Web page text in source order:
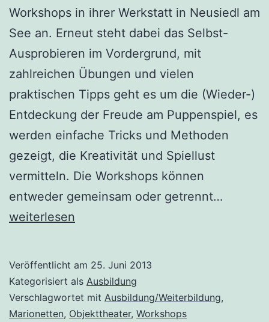
Workshops in ihrer Werkstatt in Neusiedl am
See an. Erneut steht dabei das Selbst-
Ausprobieren im Vordergrund, mit
zahlreichen Übungen und vielen
praktischen Tipps geht es um die (Wieder-)
Entdeckung der Freude am Puppenspiel, es
werden einfache Tricks und Methoden
gezeigt, die Kreativität und Spiellust
vermitteln. Die Workshops können
entweder gemeinsam oder getrennt…
weiterlesen
Veröffentlicht am 25. Juni 2013
Kategorisiert als Ausbildung
Verschlagwortet mit Ausbildung/Weiterbildung,
Marionetten, Objekttheater, Workshops